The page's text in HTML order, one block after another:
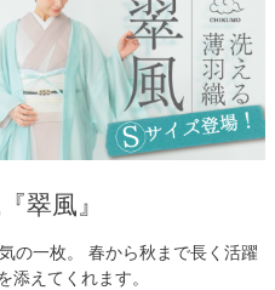
翠風』
の一枚。 春から秋まで長く活躍
添えてくれます。